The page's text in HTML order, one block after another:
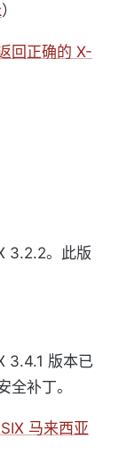
）
回正确的 X-
3.2.2。此版
3.4.1 版本已
全补丁。
马来西亚